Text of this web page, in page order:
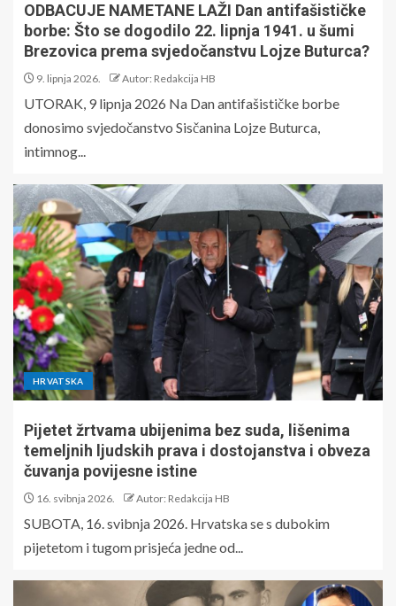
ODBACUJE NAMETANE LAŽI Dan antifašističke
borbe: Što se dogodilo 22. lipnja 1941. u šumi
Brezovica prema svjedočanstvu Lojze Buturca?
9. lipnja 2026. Autor: Redakcija HB
UTORAK, 9 lipnja 2026 Na Dan antifašističke borbe
donosimo svjedočanstvo Sisčanina Lojze Buturca,
intimnog...
HRVATSKA
Pijetet žrtvama ubijenima bez suda, lišenima
temeljnih ljudskih prava i dostojanstva i obveza
čuvanja povijesne istine
16. svibnja 2026. Autor: Redakcija HB
SUBOTA, 16. svibnja 2026. Hrvatska se s dubokim
pijetetom i tugom prisjeća jedne od...